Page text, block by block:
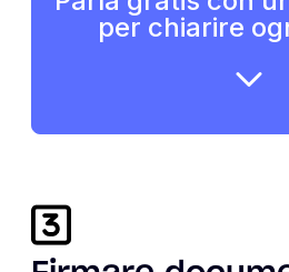
per chiarire